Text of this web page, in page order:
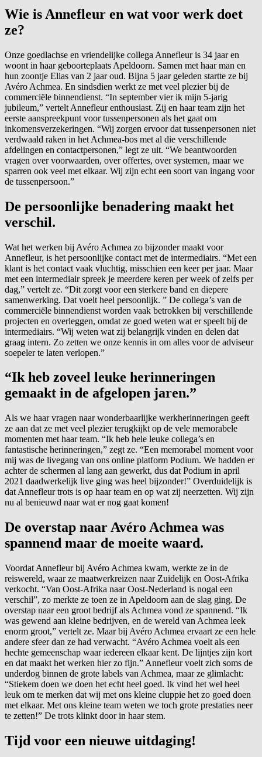
Wie is Annefleur en wat voor werk doet
ze?
Onze goedlachse en vriendelijke collega Annefleur is 34 jaar en
woont in haar geboorteplaats Apeldoorn. Samen met haar man en
hun zoontje Elias van 2 jaar oud. Bijna 5 jaar geleden startte ze bij
Avéro Achmea. En sindsdien werkt ze met veel plezier bij de
commerciële binnendienst. “In september vier ik mijn 5-jarig
jubileum,” vertelt Annefleur enthousiast. Zij en haar team zijn het
eerste aanspreekpunt voor tussenpersonen als het gaat om
inkomensverzekeringen. “Wij zorgen ervoor dat tussenpersonen niet
verdwaald raken in het Achmea-bos met al die verschillende
afdelingen en contactpersonen,” legt ze uit. “We beantwoorden
vragen over voorwaarden, over offertes, over systemen, maar we
sparren ook veel met elkaar. Wij zijn echt een soort van ingang voor
de tussenpersoon.”
De persoonlijke benadering maakt het
verschil.
Wat het werken bij Avéro Achmea zo bijzonder maakt voor
Annefleur, is het persoonlijke contact met de intermediairs. “Met een
klant is het contact vaak vluchtig, misschien een keer per jaar. Maar
met een intermediair spreek je meerdere keren per week of zelfs per
dag,” vertelt ze. “Dit zorgt voor een sterkere band en diepere
samenwerking. Dat voelt heel persoonlijk. ” De collega’s van de
commerciële binnendienst worden vaak betrokken bij verschillende
projecten en overleggen, omdat ze goed weten wat er speelt bij de
intermediairs. “Wij weten wat zij belangrijk vinden en delen dat
graag intern. Zo zetten we onze kennis in om alles voor de adviseur
soepeler te laten verlopen.”
“Ik heb zoveel leuke herinneringen
gemaakt in de afgelopen jaren.”
Als we haar vragen naar wonderbaarlijke werkherinneringen geeft
ze aan dat ze met veel plezier terugkijkt op de vele memorabele
momenten met haar team. “Ik heb hele leuke collega’s en
fantastische herinneringen,” zegt ze. “Een memorabel moment voor
mij was de livegang van ons online platform Podium. We hadden er
achter de schermen al lang aan gewerkt, dus dat Podium in april
2021 daadwerkelijk live ging was heel bijzonder!” Overduidelijk is
dat Annefleur trots is op haar team en op wat zij neerzetten. Wij zijn
nu al benieuwd naar wat er nog gaat komen!
De overstap naar Avéro Achmea was
spannend maar de moeite waard.
Voordat Annefleur bij Avéro Achmea kwam, werkte ze in de
reiswereld, waar ze maatwerkreizen naar Zuidelijk en Oost-Afrika
verkocht. “Van Oost-Afrika naar Oost-Nederland is nogal een
verschil”, zo merkte ze toen ze in Apeldoorn aan de slag ging. De
overstap naar een groot bedrijf als Achmea vond ze spannend. “Ik
was gewend aan kleine bedrijven, en de wereld van Achmea leek
enorm groot,” vertelt ze. Maar bij Avéro Achmea ervaart ze een hele
andere sfeer dan ze had verwacht. “Avéro Achmea voelt als een
hechte gemeenschap waar iedereen elkaar kent. De lijntjes zijn kort
en dat maakt het werken hier zo fijn.” Annefleur voelt zich soms de
underdog binnen de grote labels van Achmea, maar ze glimlacht:
“Stiekem doen we doen het echt heel goed. Ik vind het wel heel
leuk om te merken dat wij met ons kleine cluppie het zo goed doen
met elkaar. Met ons kleine team weten we toch grote prestaties neer
te zetten!” De trots klinkt door in haar stem.
Tijd voor een nieuwe uitdaging!